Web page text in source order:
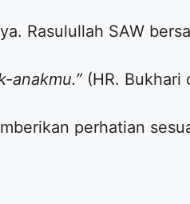
Rasulullah SAW
anakmu.” (HR. Bukhari
perhatian